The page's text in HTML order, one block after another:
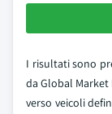
I risultati sono
da Global Market
verso veicoli